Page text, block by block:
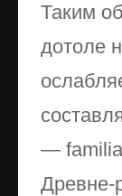
Таким
дотоле
—
Древне-